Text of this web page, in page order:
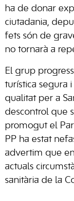
ha de donar
ciutadania,
fets són de
no tornarà a
El grup
turística segura
qualitat per a
descontrol que
promogut el
PP ha estat
advertim que
actuals
sanitària de la